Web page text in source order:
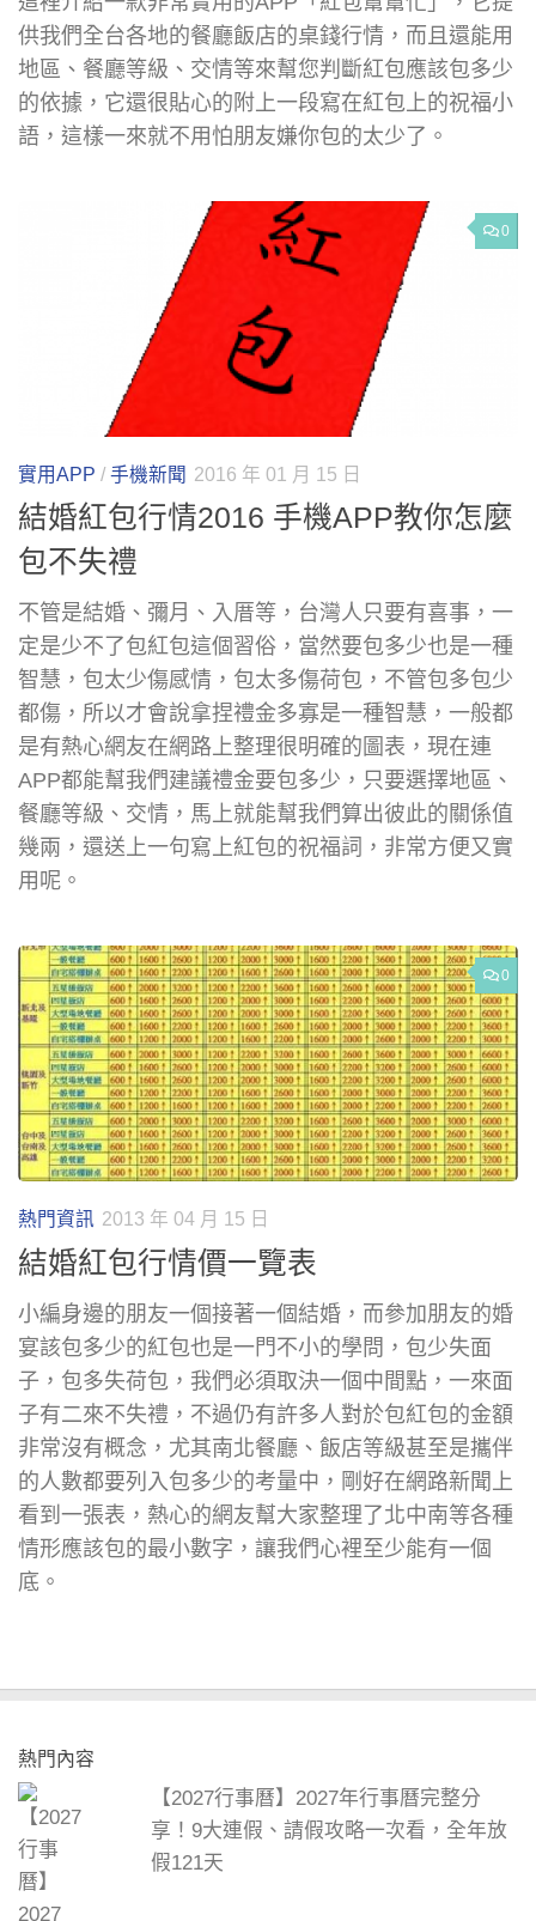
供我們全台各地的餐廳飯店的桌錢行情，而且還能用
地區、餐廳等級、交情等來幫您判斷紅包應該包多少
的依據，它還很貼心的附上一段寫在紅包上的祝福小
語，這樣一來就不用怕朋友嫌你包的太少了。
0
實用APP / 手機新聞 2016 年 01 月 15 日
結婚紅包行情2016 手機APP教你怎麼
包不失禮
不管是結婚、彌月、入厝等，台灣人只要有喜事，一
定是少不了包紅包這個習俗，當然要包多少也是一種
智慧，包太少傷感情，包太多傷荷包，不管包多包少
都傷，所以才會說拿捏禮金多寡是一種智慧，一般都
是有熱心網友在網路上整理很明確的圖表，現在連
APP都能幫我們建議禮金要包多少，只要選擇地區、
餐廳等級、交情，馬上就能幫我們算出彼此的關係值
幾兩，還送上一句寫上紅包的祝福詞，非常方便又實
用呢。
0
熱門資訊 2013 年 04 月 15 日
結婚紅包行情價一覽表
小編身邊的朋友一個接著一個結婚，而參加朋友的婚
宴該包多少的紅包也是一門不小的學問，包少失面
子，包多失荷包，我們必須取決一個中間點，一來面
子有二來不失禮，不過仍有許多人對於包紅包的金額
非常沒有概念，尤其南北餐廳、飯店等級甚至是攜伴
的人數都要列入包多少的考量中，剛好在網路新聞上
看到一張表，熱心的網友幫大家整理了北中南等各種
情形應該包的最小數字，讓我們心裡至少能有一個
底。
熱門內容
【2027行事曆】2027年行事曆完整分
享！9大連假、請假攻略一次看，全年放
假121天